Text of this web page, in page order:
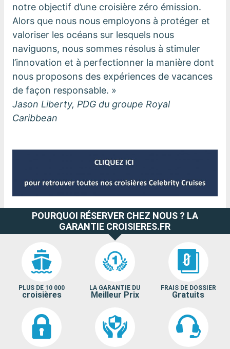
notre objectif d’une croisière zéro émission.
Alors que nous nous employons à protéger et
valoriser les océans sur lesquels nous
naviguons, nous sommes résolus à stimuler
l’innovation et à perfectionner la manière dont
nous proposons des expériences de vacances
de façon responsable. »
Jason Liberty, PDG du groupe Royal
Caribbean
POURQUOI RÉSERVER CHEZ NOUS ? LA
GARANTIE CROISIERES.FR
PLUS DE 10 000
croisières
LA GARANTIE DU
Meilleur Prix
FRAIS DE DOSSIER
Gratuits